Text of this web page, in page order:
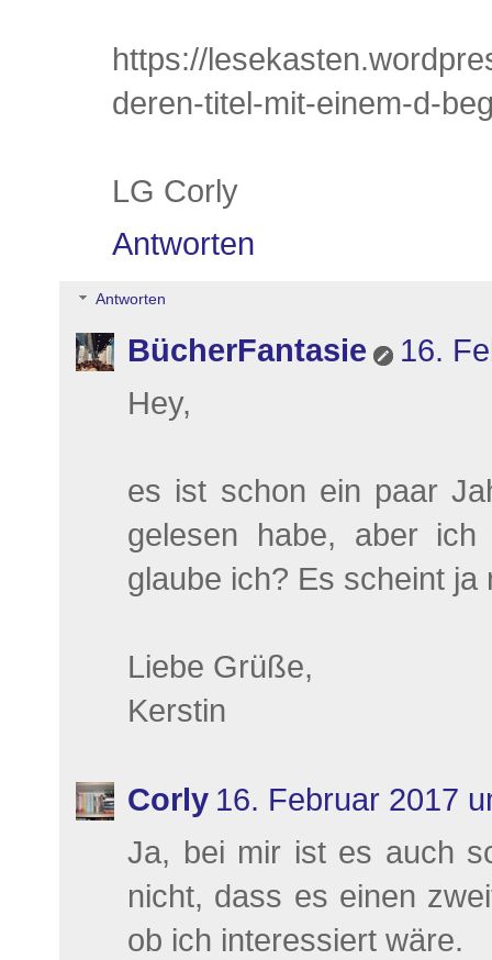
https://
deren-titel-mit-einem-d-
LG Corly
Antworten
Antworten
BücherFantasie
16.
Hey,
es ist schon ein paar
gelesen habe, aber
glaube ich? Es scheint
Liebe Grüße,
Kerstin
Corly 16. Februar 2017
Ja, bei mir ist es auch
nicht, dass es einen
ob ich interessiert wäre.